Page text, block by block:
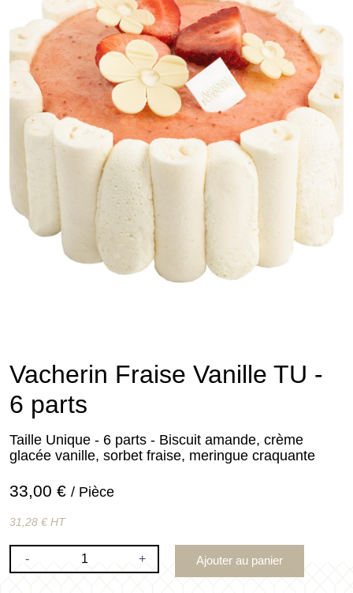
Vacherin Fraise Vanille TU -
6 parts
Taille Unique - 6 parts - Biscuit amande, crème
glacée vanille, sorbet fraise, meringue craquante
33,00 € / Pièce
31,28 € HT
- + Ajouter au panier